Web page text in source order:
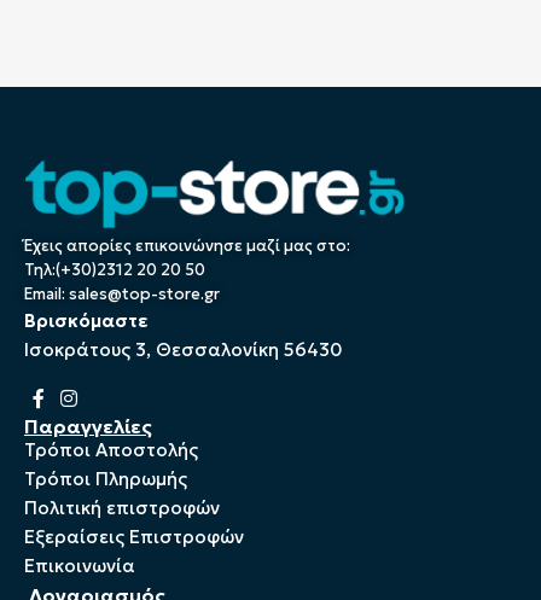
Έχεις απορίες επικοινώνησε μαζί μας στο:
Τηλ:(+30)2312 20 20 50
Email: sales@top-store.gr
Βρισκόμαστε
Ισοκράτους 3, Θεσσαλονίκη 56430
Παραγγελίες
Τρόποι Αποστολής
Τρόποι Πληρωμής
Πολιτική επιστροφών
Εξεραίσεις Επιστροφών
Επικοινωνία